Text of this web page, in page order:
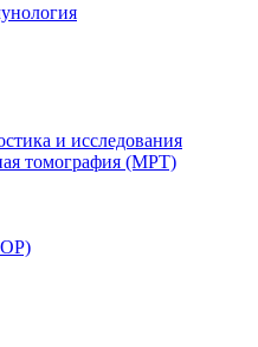
и исследования
томография (МРТ)